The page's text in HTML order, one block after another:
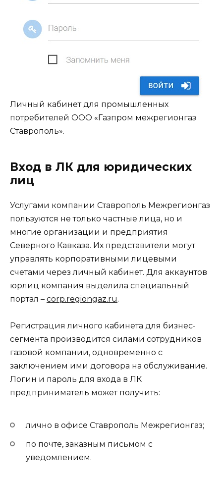
Личный кабинет для промышленных
потребителей ООО «Газпром межрегионгаз
Ставрополь».
Вход в ЛК для юридических
лиц
Услугами компании Ставрополь Межрегионгаз
пользуются не только частные лица, но и
многие организации и предприятия
Северного Кавказа. Их представители могут
управлять корпоративными лицевыми
счетами через личный кабинет. Для аккаунтов
юрлиц компания выделила специальный
портал – corp.regiongaz.ru.
Регистрация личного кабинета для бизнес-
сегмента производится силами сотрудников
газовой компании, одновременно с
заключением ими договора на обслуживание.
Логин и пароль для входа в ЛК
предприниматель может получить:
лично в офисе Ставрополь Межрегионгаз;
по почте, заказным письмом с
уведомлением.